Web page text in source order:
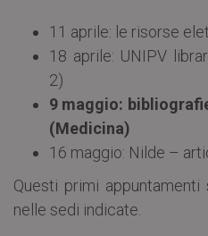
11 aprile: le risorse
18 aprile: UNIPV
2)
9 maggio:
(Medicina)
16 maggio: Nilde –
Questi primi
nelle sedi indicate.